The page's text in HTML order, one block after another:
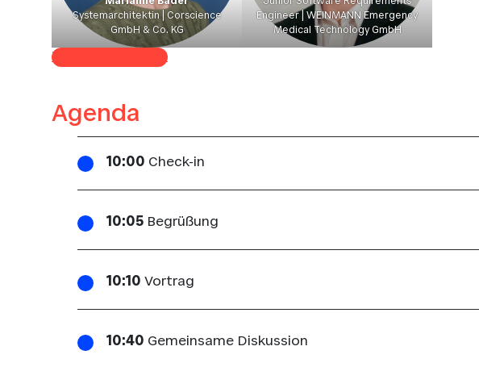
Systemarchitektin | Corscience
GmbH & Co. KG
Engineer | WEINMANN Emergency
Medical Technology GmbH
ZU DEN KURZBIOS
Agenda
10:00 Check-in
10:05 Begrüßung
10:10 Vortrag
10:40 Gemeinsame Diskussion